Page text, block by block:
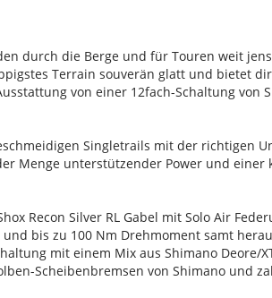
durch die Berge und für Touren weit
Terrain souverän glatt und bietet
von einer 12fach-Schaltung von
Singletrails mit der richtigen
Menge unterstützender Power und
Recon Silver RL Gabel mit Solo Air
bis zu 100 Nm Drehmoment samt
mit einem Mix aus Shimano Deore/
Scheibenbremsen von Shimano und